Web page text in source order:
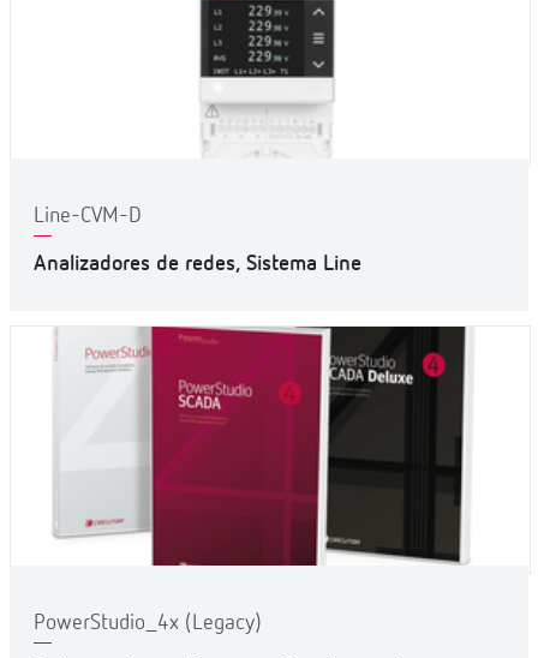
Line-CVM-D
Analizadores de redes, Sistema Line
PowerStudio_4x (Legacy)